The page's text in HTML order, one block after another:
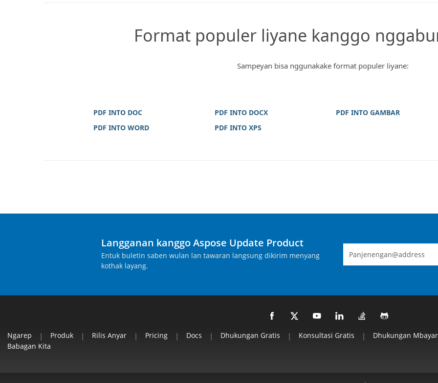
Format populer liyane kanggo
Sampeyan bisa nggunakake format populer liyane:
PDF INTO DOC PDF INTO DOCX PDF INTO GAMBAR
PDF INTO WORD
PDF INTO XPS
Langganan kanggo Aspose Update Product
Entuk buletin saben wulan lan tawaran langsung dikirim menyang
kothak layang.
Ngarep | Produk | Rilis Anyar | Pricing | Docs | Dhukungan Gratis | Konsultasi Gratis | Dhukungan Mbayar
Babagan Kita